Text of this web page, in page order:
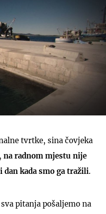
tvrtke, sina čovjeka
na radnom mjestu nije
kada smo ga tražili.
pitanja pošaljemo na